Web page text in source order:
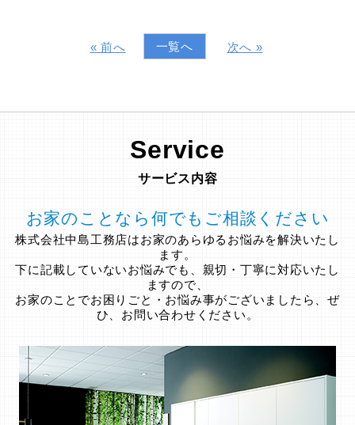
« 前へ 一覧へ 次へ »
Service
サービス内容
お家のことなら何でもご相談ください
株式会社中島工務店はお家のあらゆるお悩みを解決いたし
ます。
下に記載していないお悩みでも、親切・丁寧に対応いたし
ますので、
お家のことでお困りごと・お悩み事がございましたら、ぜ
ひ、お問い合わせください。